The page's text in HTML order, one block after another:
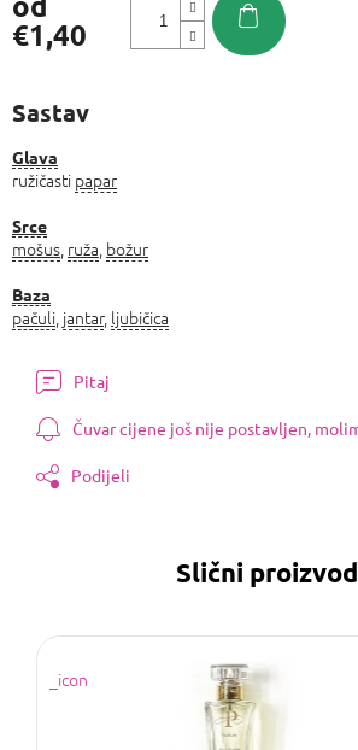
€1,40
Sastav
Glava
ružičasti papar
Srce
mošus ruža božur
Baza
pačuli jantar, ljubičica
Pitaj
Čuvar cijene još nije postavljen,
Podijeli
Slični